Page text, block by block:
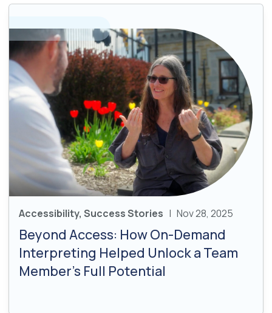
Accessibility, Success Stories | Nov 28, 2025
Beyond Access: How On-Demand
Interpreting Helped Unlock a Team
Member’s Full Potential